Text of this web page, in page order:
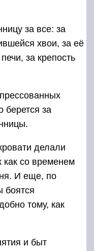
за все: за
хвои, за её
за крепость
берется за
делали
как со временем
И еще, по
боятся
тому, как
и быт